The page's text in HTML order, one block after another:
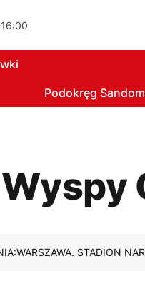
Podokręg
WARSZAWA. STADION